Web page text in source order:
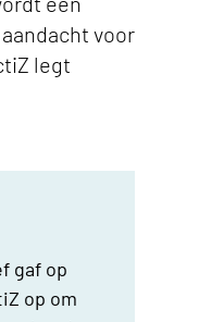
voor
legt
gaf op
op om